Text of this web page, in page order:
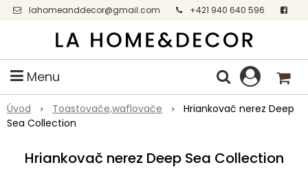
lahomeanddecor@gmail.com
+421 940 640 596
Facebook
Menu
Úvod Toastovače,waflovače
Hriankovač nerez Deep
Sea Collection
Hriankovač nerez Deep Sea Collection